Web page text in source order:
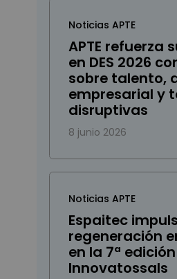
Noticias APTE
APTE refuerza
en DES 2026
sobre talento,
empresarial y
disruptivas
8 junio 2026
Noticias APTE
Espaitec
regeneración
en la 7ª
Innovatossals